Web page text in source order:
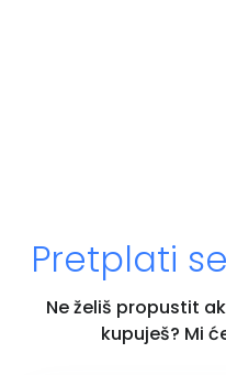
Pretplati se
Ne želiš propustit
kupuješ? Mi